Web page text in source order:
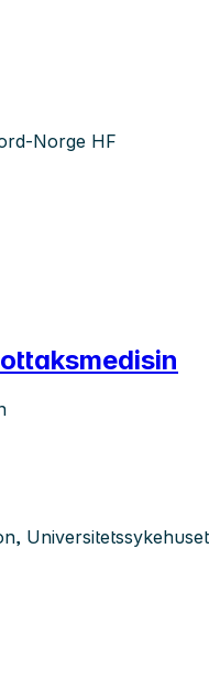
Norge HF
Universitetssykehuset